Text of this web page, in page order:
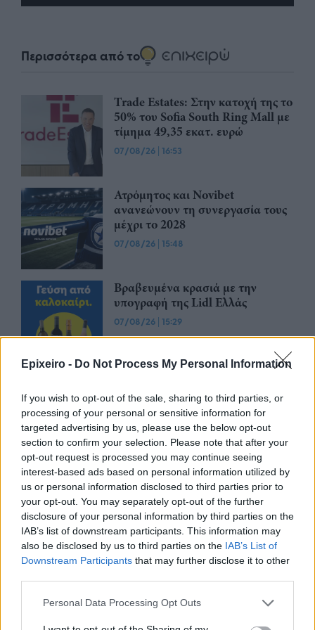
Epixeiro - Do Not Process My Personal Information
If you wish to opt-out of the sale, sharing to third parties, or
processing of your personal or sensitive information for
targeted advertising by us, please use the below opt-out
section to confirm your selection. Please note that after your
opt-out request is processed you may continue seeing
interest-based ads based on personal information utilized by
us or personal information disclosed to third parties prior to
your opt-out. You may separately opt-out of the further
disclosure of your personal information by third parties on the
IAB’s list of downstream participants. This information may
also be disclosed by us to third parties on the IAB’s List of
Downstream Participants that may further disclose it to other
Personal Data Processing Opt Outs
Περισσότερα από το
Trade Estates: Στην κατοχή της το
50% του Sofia South Ring Mall με
τίμημα 49,35 εκατ. ευρώ
07/08/26 | 16:53
Ατρόμητος και Novibet
ανανεώνουν τη συνεργασία τους
μέχρι το 2028
07/08/26 | 15:48
Βραβευμένα κρασιά με την
υπογραφή της Lidl Ελλάς
07/08/26 | 15:29
και ισχυρό ανεκτέλεστο
συμβάσεων το πρώτο εξάμηνο
του 2026
07/08/26|12:09
Apollo Global Management:
Εξαγοράζει την EasyJet έναντι 7,7
δισ. δολαρίων - Η δήλωση του Sir
Στέλιου Χατζηιωάννου
06/08/26|18:31
Σαμοθράκη: Σε λειτουργία η
πλατφόρμα myBusinessSupport
για το ειδικό πρόγραμμα στήριξης
επιχειρήσεων